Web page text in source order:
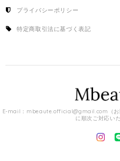
プライバシーポリシー
特定商取引法に基づく表記
E-mail： mbeaute.official@gmail.com
（
に順次ご対応い